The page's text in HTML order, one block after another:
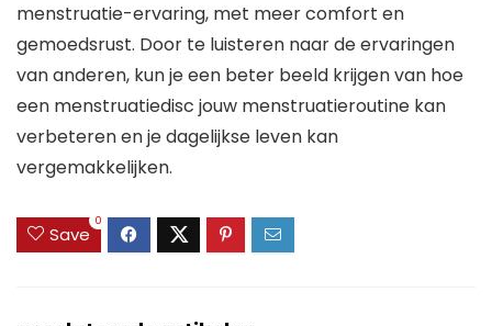
menstruatie-ervaring, met meer comfort en
gemoedsrust. Door te luisteren naar de ervaringen
van anderen, kun je een beter beeld krijgen van hoe
een menstruatiedisc jouw menstruatieroutine kan
verbeteren en je dagelijkse leven kan
vergemakkelijken.
Save
0